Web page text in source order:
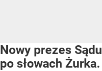
Nowy prezes
po słowach